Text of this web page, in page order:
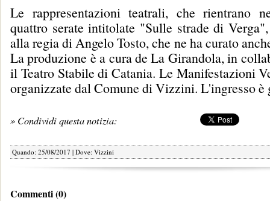
Le rappresentazioni teatrali, che rientrano
quattro serate intitolate "Sulle strade di
alla regia di Angelo Tosto, che ne ha curato
La produzione è a cura de La Girandola, in
il Teatro Stabile di Catania. Le Manifestazioni
organizzate dal Comune di Vizzini. L'ingresso è
» Condividi questa notizia:
Quando: 25/08/2017 | Dove: Vizzini
Commenti (0)